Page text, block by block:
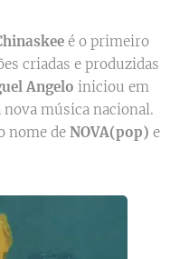
é o primeiro
criadas e produzidas
Angelo iniciou em
música nacional.
nome de NOVA(pop) e